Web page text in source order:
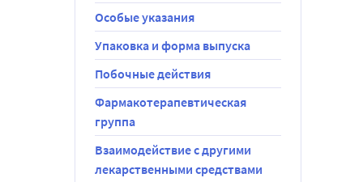
Особые указания
Упаковка и форма выпуска
Побочные действия
Фармакотерапевтическая
группа
Взаимодействие с другими
лекарственными средствами